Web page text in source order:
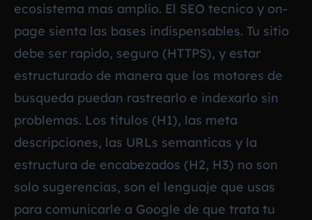
ecosistema mas amplio. El SEO tecnico y on-
page sienta las bases indispensables. Tu sitio
debe ser rapido, seguro (HTTPS), y estar
estructurado de manera que los motores de
busqueda puedan rastrearlo e indexarlo sin
problemas. Los titulos (H1), las meta
descripciones, las URLs semanticas y la
estructura de encabezados (H2, H3) no son
solo sugerencias, son el lenguaje que usas
para comunicarle a Google de que trata tu